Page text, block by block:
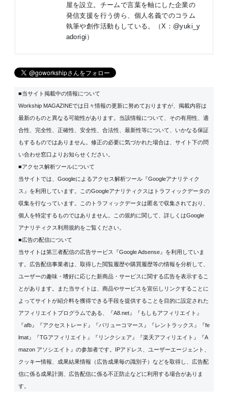
屋を設立。チームで言葉を軸にした企業の
発信支援を行う傍ら、個人名義でのコラム
執筆や創作活動もしている。（X： @yuki_y
adorigi ）
■当サイト掲載中の情報について
Workship MAGAZINEでは日々情報の更新に努めておりますが、掲載内容は
最新のものと異なる可能性があります。当該情報について、その有用性、適
合性、完全性、正確性、安全性、合法性、最新性等について、いかなる保証
もするものではありません。修正の必要に気づかれた場合は、サイト下の問
い合わせ窓口よりお知らせください。
■アクセス解析ツールについて
当サイトでは、Googleによるアクセス解析ツール『Googleアナリティク
ス』を利用しています。このGoogleアナリティクスはトラフィックデータの
収集を行なっています。このトラフィックデータは匿名で収集されており、
個人を特定するものではありません。この規約に関して、詳しくはGoogle
アナリティクス利用規約をご覧ください。
■広告の配信について
当サイトは第三者配信の広告サービス『Google Adsense』を利用していま
す。広告配信事業者は、取得した閲覧履歴や購買履歴等の情報を分析して、
ユーザーの趣味・嗜好に応じた新商品・サービスに関する広告を表示するこ
とがあります。また当サイトは、商品やサービスを宣伝しリンクすることに
よってサイトが紹介料を獲得できる手段を提供することを目的に設定された
アフィリエイトプログラムである、『A8.net』『もしもアフィリエイト』
『afb』『アクセストレード』『バリューコマース』『レントラックス』『fe
lmat』『TGアフィリエイト』『リンクシェア』『楽天アフィリエイト』『A
mazon アソシエイト』の参加者です。IPアドレス、ユーザーエージェント、
クッキー情報、成果結果情報（広告成果毎の識別子）などを取得し、広告配
信に係る成果計測、広告配信に係る不正防止などに利用する場合がありま
す。